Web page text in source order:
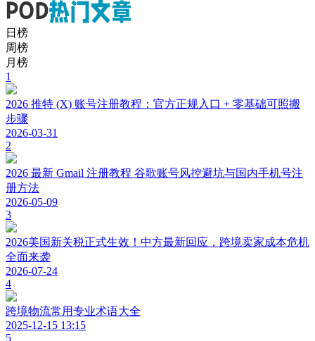
日榜
周榜
月榜
1
2026 推特 (X) 账号注册教程：官方正规入口 + 零基础可照搬
步骤
2026-03-31
2
2026 最新 Gmail 注册教程 谷歌账号风控避坑与国内手机号注
册方法
2026-05-09
3
2026美国新关税正式生效！中方最新回应，跨境卖家成本危机
全面来袭
2026-07-24
4
跨境物流常用专业术语大全
2025-12-15 13:15
5